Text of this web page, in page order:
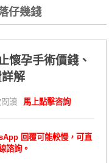
仔幾錢
懷孕手術價錢、
解
讀 馬上點擊咨詢
回覆可能較慢，可直
諮詢。